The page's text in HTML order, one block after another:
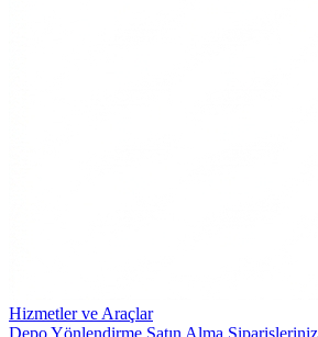
Hizmetler ve Araçlar
Depo Yönlendirme Satın Alma